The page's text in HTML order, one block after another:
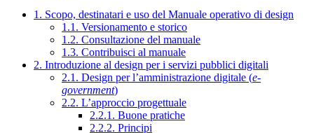
1. Scopo, destinatari e uso del Manuale operativo di design
1.1. Versionamento e storico
1.2. Consultazione del manuale
1.3. Contribuisci al manuale
2. Introduzione al design per i servizi pubblici digitali
2.1. Design per l’amministrazione digitale (e-
government)
2.2. L’approccio progettuale
2.2.1. Buone pratiche
2.2.2. Principi